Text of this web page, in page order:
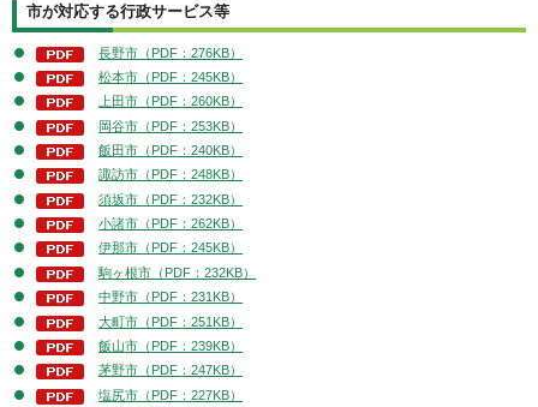
市が対応する行政サービス等
長野市（PDF：276KB）
松本市（PDF：245KB）
上田市（PDF：260KB）
岡谷市（PDF：253KB）
飯田市（PDF：240KB）
諏訪市（PDF：248KB）
須坂市（PDF：232KB）
小諸市（PDF：262KB）
伊那市（PDF：245KB）
駒ヶ根市（PDF：232KB）
中野市（PDF：231KB）
大町市（PDF：251KB）
飯山市（PDF：239KB）
茅野市（PDF：247KB）
塩尻市（PDF：227KB）